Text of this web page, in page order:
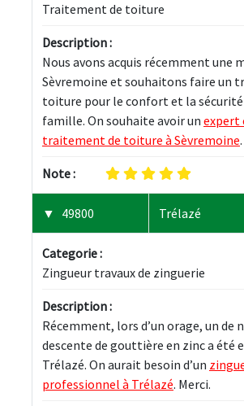
Traitement de toiture
Description :
Nous avons acquis récemment une
Sèvremoine et souhaitons faire un
toiture pour le confort et la
famille. On souhaite avoir un expert
traitement de toiture à Sèvremoine
Note :
49800 Trélazé
Categorie :
Zingueur travaux de zinguerie
Description :
Récemment, lors d’un orage, un de
descente de gouttière en zinc a été
Trélazé. On aurait besoin d’un
professionnel à Trélazé. Merci.